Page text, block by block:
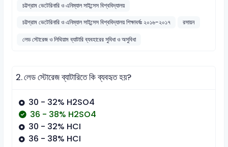
চট্টগ্রাম ভেটেরিনারি ও এনিম্যাল সাইন্সেস বিশ্ববিদ্যালয়
চট্টগ্রাম ভেটেরিনারি ও এনিম্যাল সাইন্সেস বিশ্ববিদ্যালয় শিক্ষাবর্ষঃ ২০১৬-২০১৭
রসায়ন
লেড স্টোরেজ ও লিথিয়াম ব্যাটারি ব্যবহারের সুবিধা ও অসুবিধা
2.লেড স্টোরেজ ব্যাটারিতে কি ব্যবহৃত হয়?
30 - 32% H2SO4
36 - 38% H2SO4
30 - 32% HCI
36 - 38% HCI